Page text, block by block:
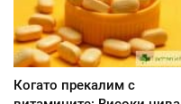
Когато прекалим с